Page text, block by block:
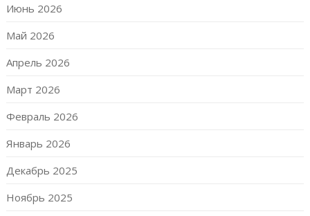
Июнь 2026
Май 2026
Апрель 2026
Март 2026
Февраль 2026
Январь 2026
Декабрь 2025
Ноябрь 2025